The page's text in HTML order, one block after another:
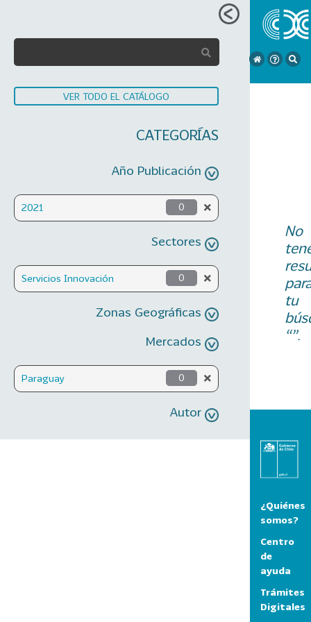
VER TODO EL CATÁLOGO
CATEGORÍAS
Año Publicación
2021 0
Sectores
Servicios Innovación 0
Zonas Geográficas
Mercados
Paraguay 0
Autor
No
tu
“”.
¿Quiénes
somos?
Centro
de
ayuda
Trámites
Digitales